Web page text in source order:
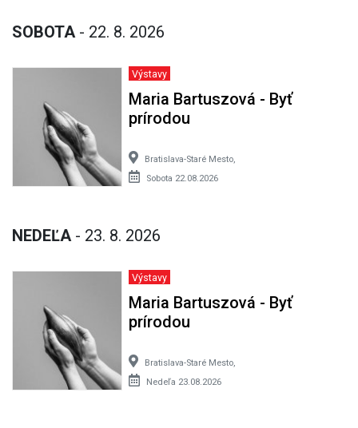
SOBOTA - 22. 8. 2026
Výstavy
Maria Bartuszová - Byť
prírodou
Bratislava-Staré Mesto,
Sobota 22.08.2026
NEDEĽA - 23. 8. 2026
Výstavy
Maria Bartuszová - Byť
prírodou
Bratislava-Staré Mesto,
Nedeľa 23.08.2026